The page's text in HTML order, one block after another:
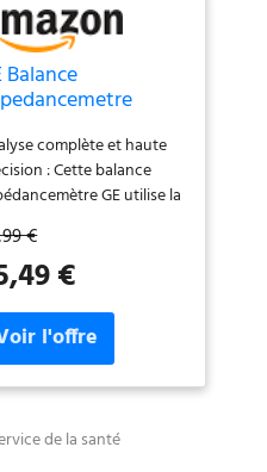
Balance
Affichées 180
complète et haute
: Cette balance
GE utilise la
et double
divisant le corps
5 zones (4 membres +
Cette méthode assure
mesures extrêmement
de composition
50 paramètres
capteurs manuels
€
€
de la santé